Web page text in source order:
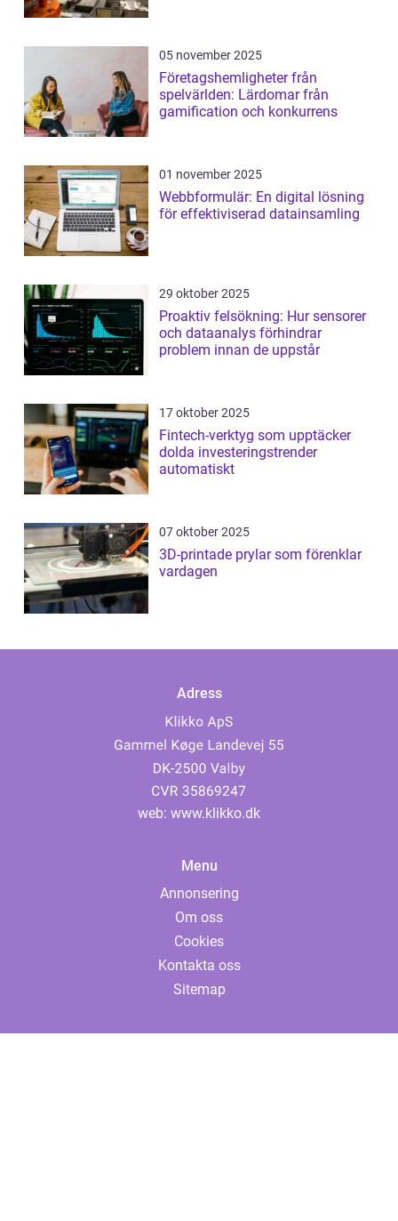
05 november 2025
Företagshemligheter från
spelvärlden: Lärdomar från
gamification och konkurrens
01 november 2025
Webbformulär: En digital lösning
för effektiviserad datainsamling
29 oktober 2025
Proaktiv felsökning: Hur sensorer
och dataanalys förhindrar
problem innan de uppstår
17 oktober 2025
Fintech-verktyg som upptäcker
dolda investeringstrender
automatiskt
07 oktober 2025
3D-printade prylar som förenklar
vardagen
Adress
web: www.klikko.dk
Menu
Annonsering
Om oss
Cookies
Kontakta oss
Sitemap